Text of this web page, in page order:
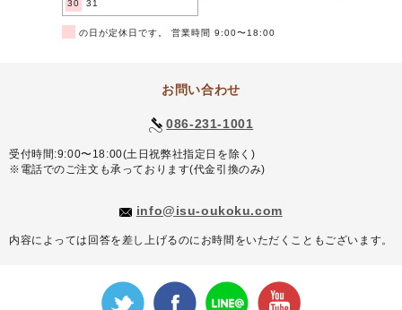
30
31
の日が定休日です。 営業時間 9:00〜18:00
お問い合わせ
086-231-1001
受付時間:9:00〜18:00(土日祝弊社指定日を除く)
※電話でのご注文も承っております(代金引換のみ)
info@isu-oukoku.com
内容によっては回答を差し上げるのにお時間をいただくこともございます。